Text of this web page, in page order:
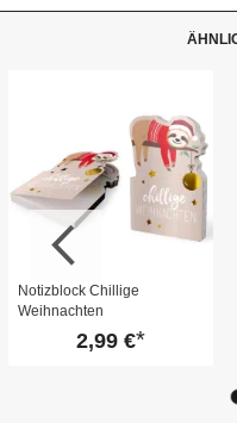
Notizblock Chillige
Weihnachten
2,99 €